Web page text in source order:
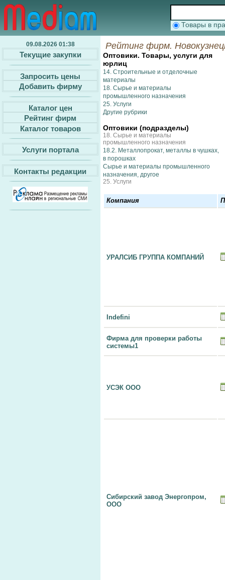
Товары в
09.08.2026 01:38
Текущие закупки
Запросить цены
Добавить фирму
Каталог цен
Рейтинг фирм
Каталог товаров
Услуги портала
Контакты редакции
Рейтинг фирм.
Оптовики. Товары, услуги для
юрлиц
14. Строительные и отделочные
материалы
18. Сырье и материалы
промышленного назначения
25. Услуги
Другие рубрики
Оптовики (подразделы)
18. Сырье и материалы
промышленного назначения
18.2. Металлопрокат, металлы в чушках,
в порошках
Сырье и материалы промышленного
назначения, другое
25. Услуги
Компания
УРАЛСИБ ГРУППА КОМПАНИЙ
Indefini
Фирма для проверки работы
системы1
УСЭК ООО
Сибирский завод Энергопром,
ООО